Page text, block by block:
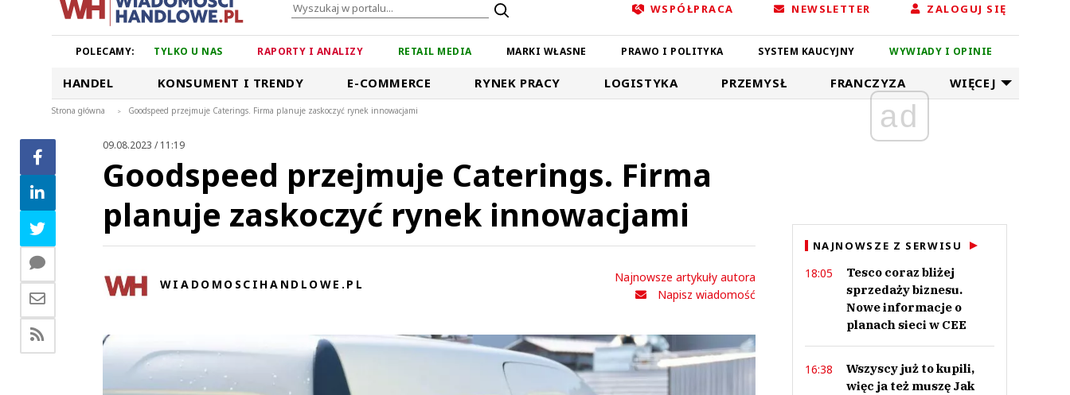
WSPÓŁPRACA NEWSLETTER ZALOGUJ SIĘ
POLECAMY: TYLKO U NAS RAPORTY I ANALIZY RETAIL MEDIA MARKI WŁASNE PRAWO I POLITYKA SYSTEM KAUCYJNY WYWIADY I OPINIE
HANDEL KONSUMENT I TRENDY E-COMMERCE RYNEK PRACY LOGISTYKA PRZEMYSŁ FRANCZYZA WIĘCEJ
Strona główna > Goodspeed przejmuje Caterings. Firma planuje zaskoczyć rynek innowacjami
09.08.2023 / 11:19
Goodspeed przejmuje Caterings. Firma
planuje zaskoczyć rynek innowacjami
WIADOMOSCIHANDLOWE.PL
Najnowsze artykuły autora
Napisz wiadomość
ad
NAJNOWSZE Z SERWISU
18:05
Tesco coraz bliżej
sprzedaży biznesu.
Nowe informacje o
planach sieci w CEE
16:38
Wszyscy już to kupili,
więc ja też muszę Jak